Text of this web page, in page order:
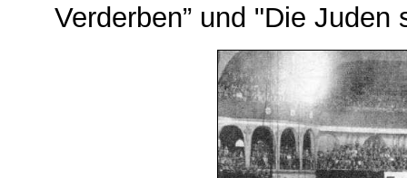
Verderben” und "Die